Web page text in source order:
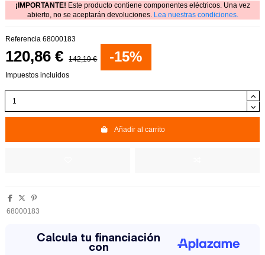
¡IMPORTANTE! Este producto contiene componentes eléctricos. Una vez
abierto, no se aceptarán devoluciones. Lea nuestras condiciones.
Referencia 68000183
120,86 € 142,19 € -15%
Impuestos incluidos
Añadir al carrito
68000183